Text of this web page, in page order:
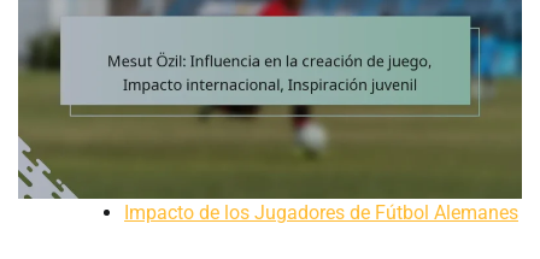
Impacto de los Jugadores de Fútbol Alemanes